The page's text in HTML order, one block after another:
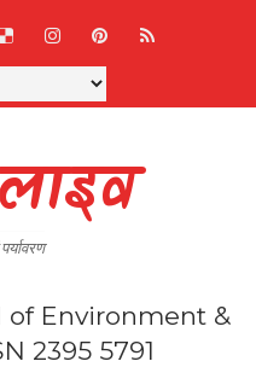
Environment &
2395 5791